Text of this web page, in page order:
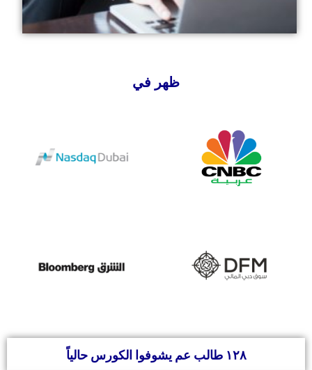
ظهر في
١٢٨ طالب عم يشوفوا الكورس حالياً